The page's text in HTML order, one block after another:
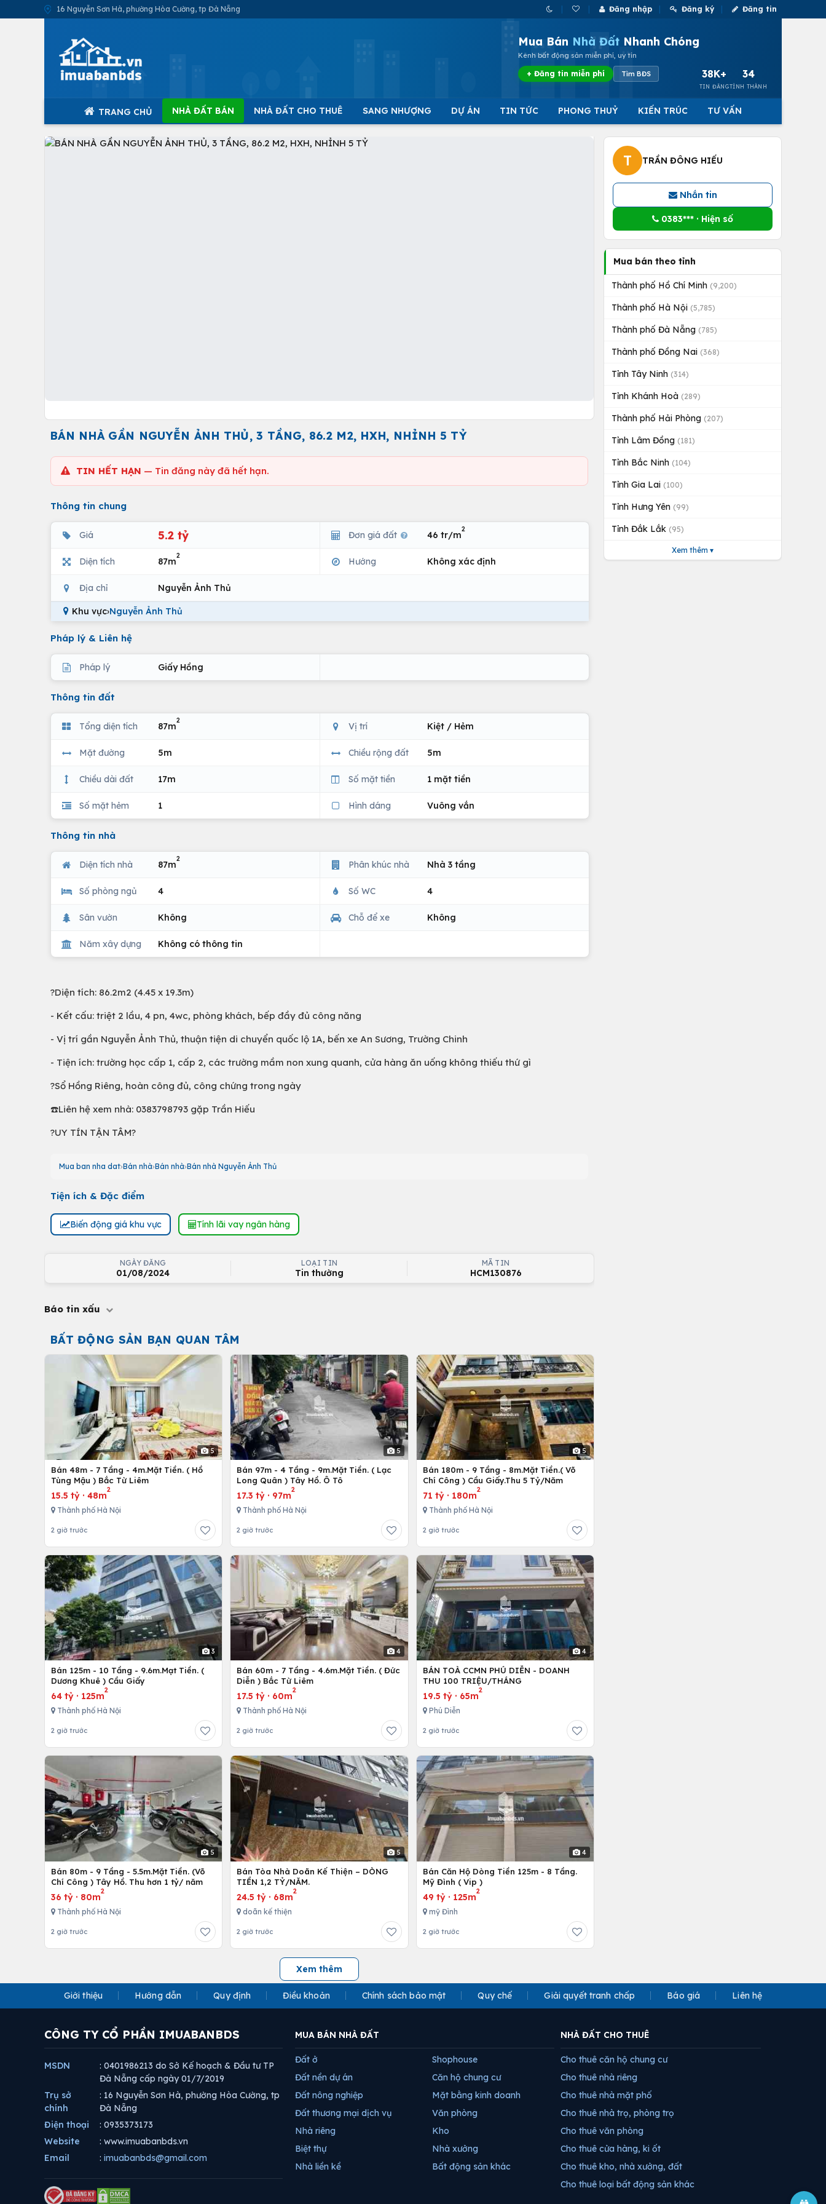
16 Nguyễn Sơn Hà, phường Hòa Cường, tp Đà Nẵng Đăng nhập Đăng ký Đăng tin
Mua Bán Nhà Đất Nhanh Chóng
Kênh bất động sản miễn phí, uy tín
+ Đăng tin miễn phí Tìm BĐS 38K+
TIN ĐĂNG
34
TỈNH THÀNH
TRANG CHỦ NHÀ ĐẤT BÁN NHÀ ĐẤT CHO THUÊ SANG NHƯỢNG DỰ ÁN TIN TỨC PHONG THUỶ KIẾN TRÚC TƯ VẤN
BÁN NHÀ GẦN NGUYỄN ẢNH THỦ, 3 TẦNG, 86.2 M2, HXH, NHỈNH 5 TỶ
TIN HẾT HẠN — Tin đăng này đã hết hạn.
Thông tin chung
Giá 5.2 tỷ Đơn giá đất 46 tr/m
2
Diện tích 87m
2
Hướng Không xác định
Địa chỉ Nguyễn Ảnh Thủ
Khu vực›Nguyễn Ảnh Thủ
Pháp lý & Liên hệ
Pháp lý Giấy Hồng
Thông tin đất
Tổng diện tích 87m
2
Vị trí Kiệt / Hẻm
Mặt đường 5m Chiều rộng đất 5m
Chiều dài đất 17m Số mặt tiền 1 mặt tiền
Số mặt hẻm 1 Hình dáng Vuông vắn
Thông tin nhà
Diện tích nhà 87m
2
Phân khúc nhà Nhà 3 tầng
Số phòng ngủ 4 Số WC 4
Sân vườn Không Chỗ để xe Không
Năm xây dựng Không có thông tin
?Diện tích: 86.2m2 (4.45 x 19.3m)
- Kết cấu: triệt 2 lầu, 4 pn, 4wc, phòng khách, bếp đầy đủ công năng
- Vị trí gần Nguyễn Ảnh Thủ, thuận tiện di chuyển quốc lộ 1A, bến xe An Sương, Trường Chinh
- Tiện ích: trường học cấp 1, cấp 2, các trường mầm non xung quanh, cửa hàng ăn uống không thiếu thứ gì
?Sổ Hồng Riêng, hoàn công đủ, công chứng trong ngày
☎️Liên hệ xem nhà: 0383798793 gặp Trần Hiếu
?UY TÍN TẬN TÂM?
Mua ban nha dat Bán nhà Bán nhà Bán nhà Nguyễn Ảnh Thủ
Tiện ích & Đặc điểm
Biến động giá khu vực Tính lãi vay ngân hàng
NGÀY ĐĂNG
01/08/2024
LOẠI TIN
Tin thường
MÃ TIN
HCM130876
Báo tin xấu
BẤT ĐỘNG SẢN BẠN QUAN TÂM
5
Bán 48m - 7 Tầng - 4m.Mặt Tiền. ( Hồ
Tùng Mậu ) Bắc Từ Liêm
15.5 tỷ · 48m
2
Thành phố Hà Nội
2 giờ trước
5
Bán 97m - 4 Tầng - 9m.Mặt Tiền. ( Lạc
Long Quân ) Tây Hồ. Ô Tô
17.3 tỷ · 97m
2
Thành phố Hà Nội
2 giờ trước
5
Bán 180m - 9 Tầng - 8m.Mặt Tiền.( Võ
Chí Công ) Cầu Giấy.Thu 5 Tỷ/Năm
71 tỷ· 180m
2
Thành phố Hà Nội
2 giờ trước
3
Bán 125m - 10 Tầng - 9.6m.Mạt Tiền. (
Dương Khuê ) Cầu Giấy
64 tỷ · 125m
2
Thành phố Hà Nội
2 giờ trước
4
Bán 60m - 7 Tầng - 4.6m.Mặt Tiền. ( Đức
Diễn ) Bắc Từ Liêm
17.5 tỷ · 60m
2
Thành phố Hà Nội
2 giờ trước
4
BÁN TOÀ CCMN PHÚ DIỄN - DOANH
THU 100 TRIỆU/THÁNG
19.5 tỷ· 65m
2
Phú Diễn
2 giờ trước
5
Bán 80m - 9 Tầng - 5.5m.Mặt Tiền. (Võ
Chí Công ) Tây Hồ. Thu hơn 1 tỷ/ năm
36 tỷ · 80m
2
Thành phố Hà Nội
2 giờ trước
5
Bán Tòa Nhà Doãn Kế Thiện – DÒNG
TIỀN 1,2 TỶ/NĂM.
24.5 tỷ · 68m
2
doãn kế thiện
2 giờ trước
4
Bán Căn Hộ Dòng Tiền 125m - 8 Tầng.
Mỹ Đình ( Vip )
49 tỷ· 125m
2
mỹ Đình
2 giờ trước
Xem thêm
T TRẦN ĐÔNG HIẾU
Nhắn tin
0383*** · Hiện số
Mua bán theo tỉnh
Thành phố Hồ Chí Minh (9,200)
Thành phố Hà Nội (5,785)
Thành phố Đà Nẵng (785)
Thành phố Đồng Nai (368)
Tỉnh Tây Ninh (314)
Tỉnh Khánh Hoà (289)
Thành phố Hải Phòng (207)
Tỉnh Lâm Đồng (181)
Tỉnh Bắc Ninh (104)
Tỉnh Gia Lai (100)
Tỉnh Hưng Yên (99)
Tỉnh Đắk Lắk (95)
Xem thêm ▾
Giới thiệu Hướng dẫn Quy định Điều khoản Chính sách bảo mật Quy chế Giải quyết tranh chấp Báo giá Liên hệ
CÔNG TY CỔ PHẦN IMUABANBDS
MSDN
: 0401986213 do Sở Kế hoạch & Đầu tư TP
Đà Nẵng cấp ngày 01/7/2019
Trụ sở
chính
: 16 Nguyễn Sơn Hà, phường Hòa Cường, tp
Đà Nẵng
Điện thoại
: 0935373173
Website
: www.imuabanbds.vn
Email
: imuabanbds@gmail.com
MUA BÁN NHÀ ĐẤT
Đất ở
Đất nền dự án
Đất nông nghiệp
Đất thương mại dịch vụ
Nhà riêng
Biệt thự
Nhà liền kề
Shophouse
Căn hộ chung cư
Mặt bằng kinh doanh
Văn phòng
Kho
Nhà xưởng
Bất động sản khác
NHÀ ĐẤT CHO THUÊ
Cho thuê căn hộ chung cư
Cho thuê nhà riêng
Cho thuê nhà mặt phố
Cho thuê nhà trọ, phòng trọ
Cho thuê văn phòng
Cho thuê cửa hàng, ki ốt
Cho thuê kho, nhà xưởng, đất
Cho thuê loại bất động sản khác